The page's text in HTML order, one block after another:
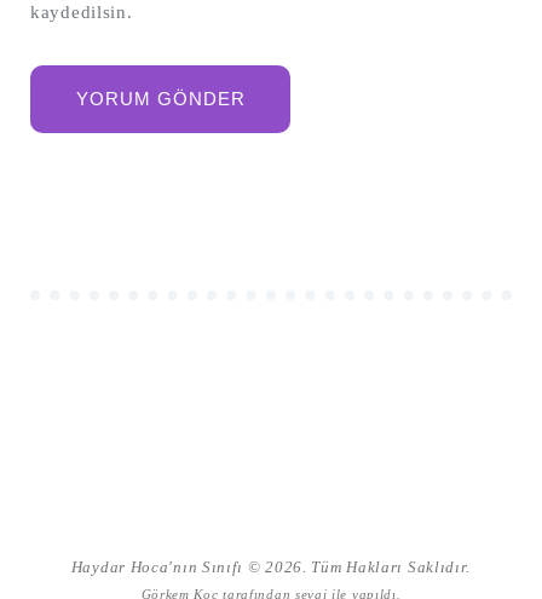
kaydedilsin.
Haydar Hoca'nın Sınıfı © 2026. Tüm Hakları Saklıdır.
Görkem Koç tarafından sevgi ile yapıldı.